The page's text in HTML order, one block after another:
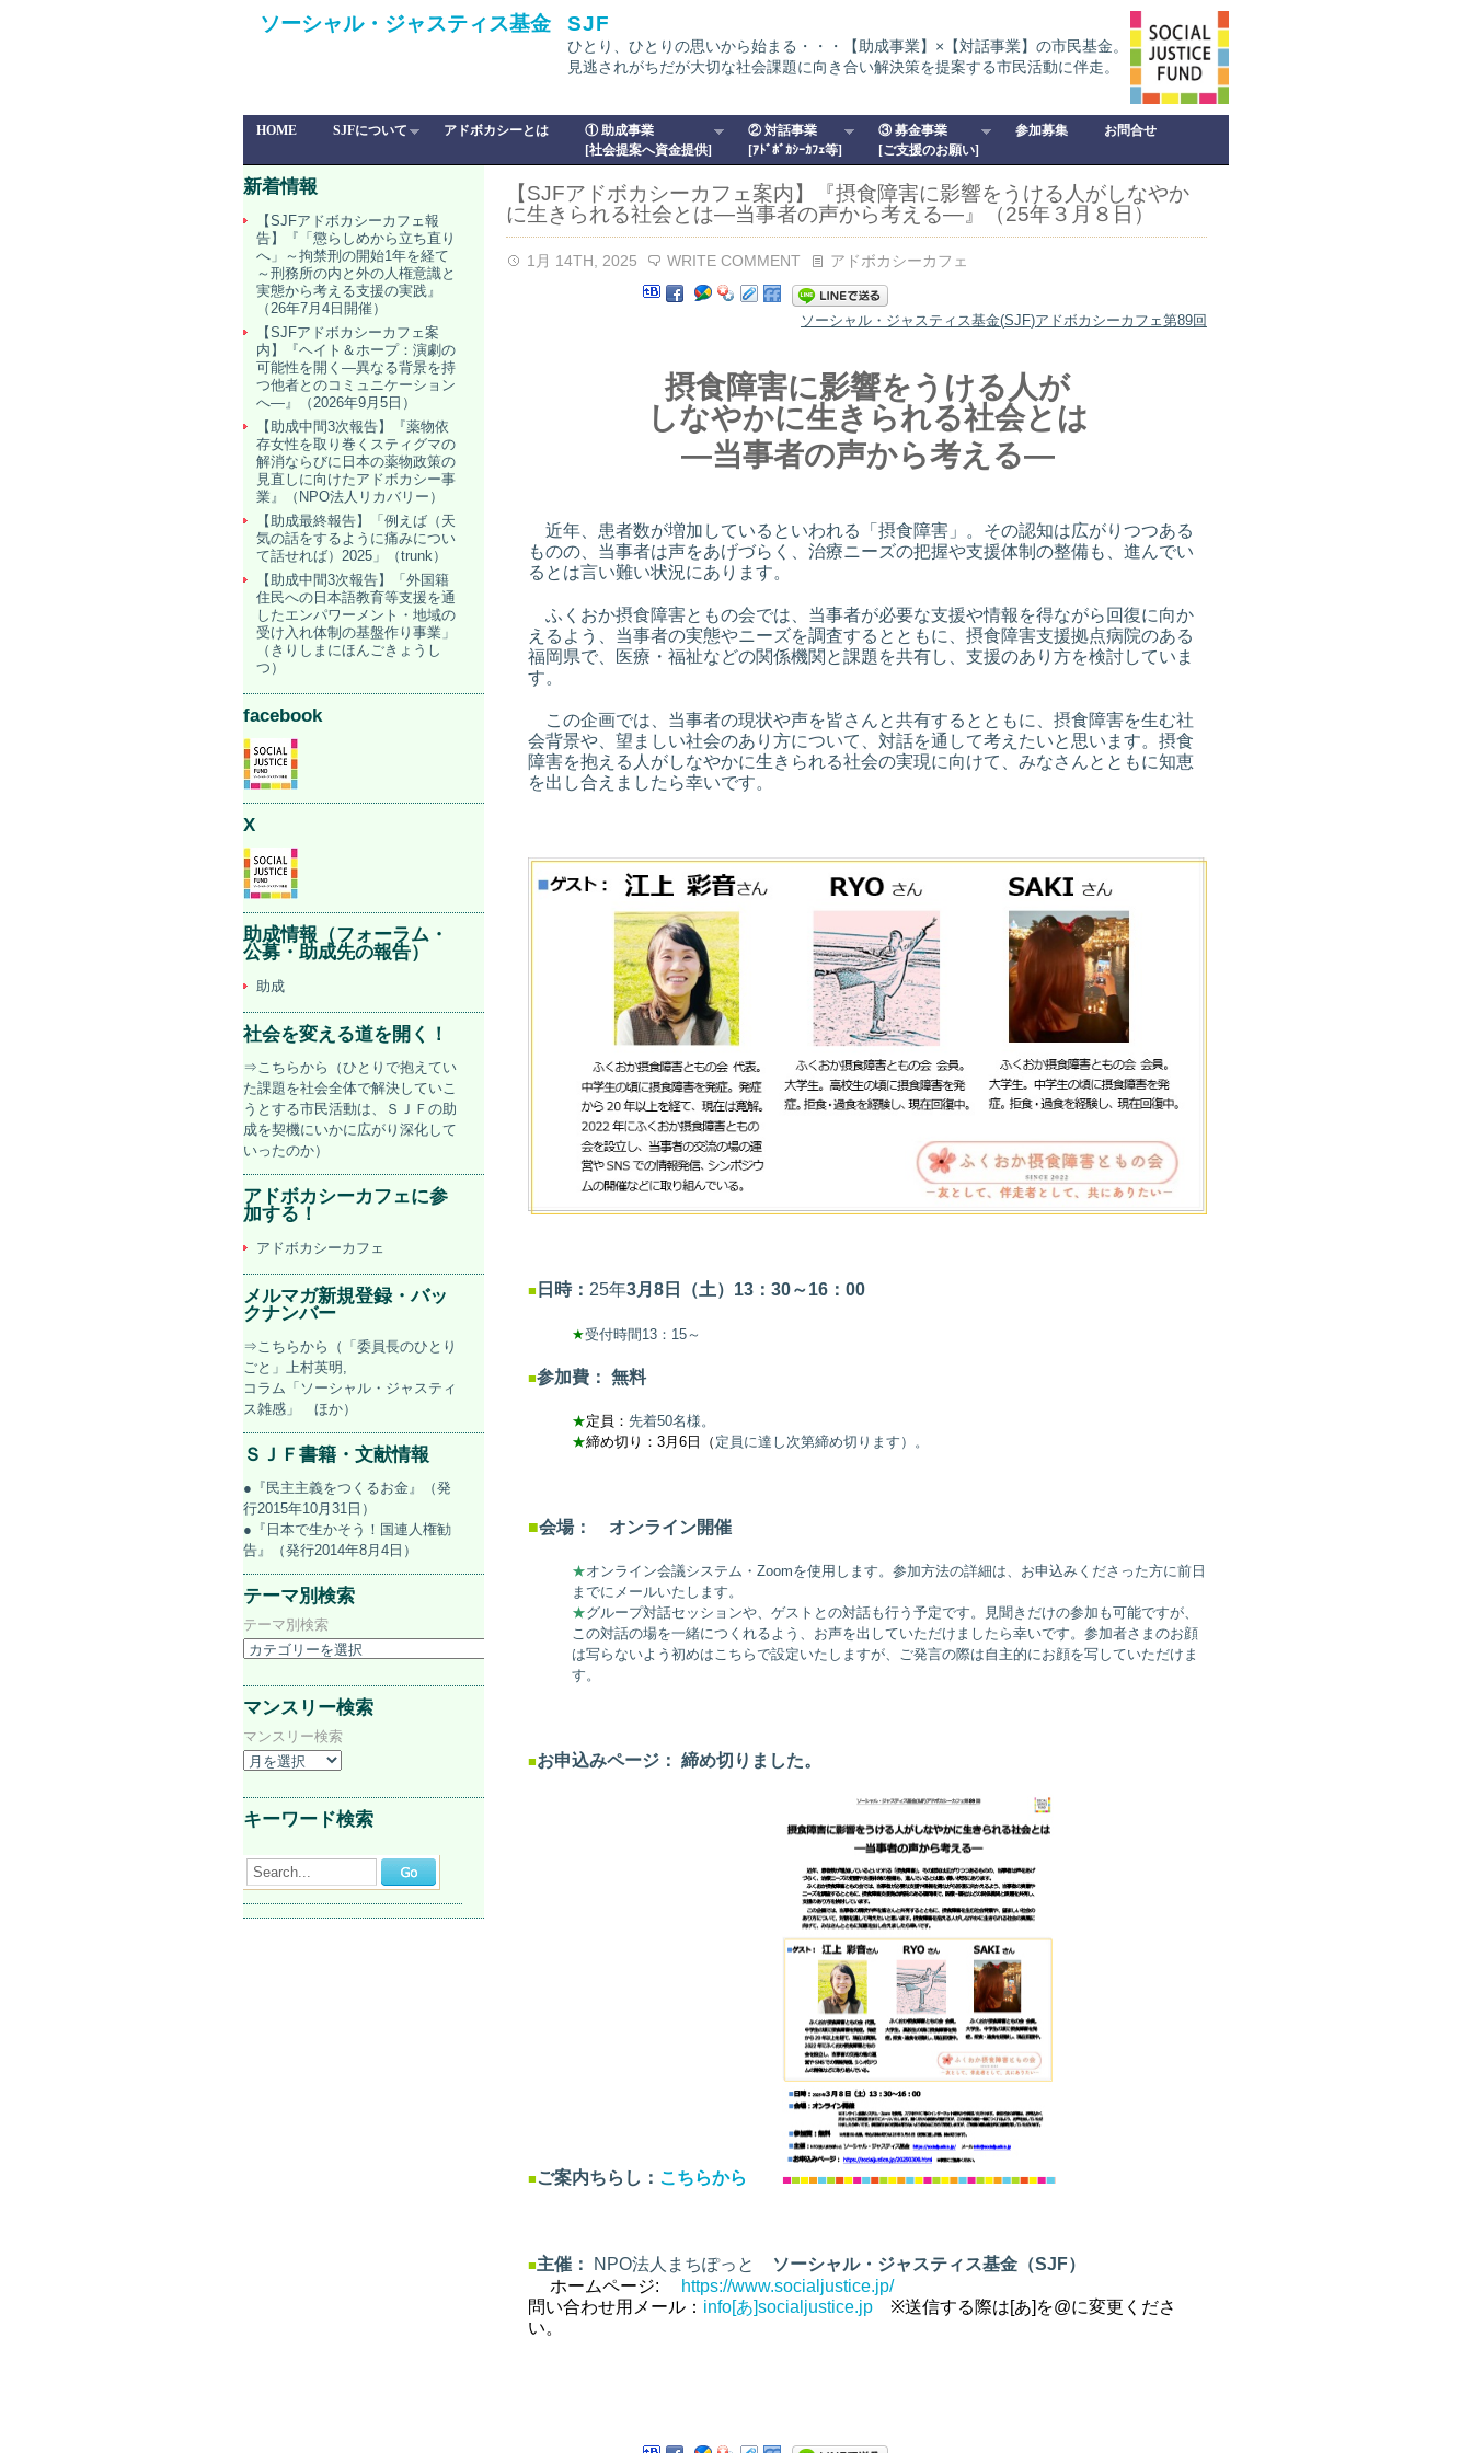
ソーシャル・ジャスティス基金 SJF
ひとり、ひとりの思いから始まる・・・【助成事業】×【対話事業】の市民基金。
見逃されがちだが大切な社会課題に向き合い解決策を提案する市民活動に伴走。
HOME SJFについて アドボカシーとは
① 助成事業
[社会提案へ資金提供]
② 対話事業
[ｱﾄﾞﾎﾞｶｼｰｶﾌｪ等]
③ 募金事業
[ご支援のお願い]
参加募集 お問合せ
【SJFアドボカシーカフェ案内】『摂食障害に影響をうける人がしなやか
に生きられる社会とは―当事者の声から考える―』（25年３月８日）
1月 14TH, 2025 WRITE COMMENT アドボカシーカフェ
ソーシャル・ジャスティス基金(SJF)アドボカシーカフェ第89回
摂食障害に影響をうける人が
しなやかに生きられる社会とは
―当事者の声から考える―
近年、患者数が増加しているといわれる「摂食障害」。その認知は広がりつつある
ものの、当事者は声をあげづらく、治療ニーズの把握や支援体制の整備も、進んでい
るとは言い難い状況にあります。
ふくおか摂食障害ともの会では、当事者が必要な支援や情報を得ながら回復に向か
えるよう、当事者の実態やニーズを調査するとともに、摂食障害支援拠点病院のある
福岡県で、医療・福祉などの関係機関と課題を共有し、支援のあり方を検討していま
す。
この企画では、当事者の現状や声を皆さんと共有するとともに、摂食障害を生む社
会背景や、望ましい社会のあり方について、対話を通して考えたいと思います。摂食
障害を抱える人がしなやかに生きられる社会の実現に向けて、みなさんとともに知恵
を出し合えましたら幸いです。
■ 日時： 25年3月8日（土）13：30～16：00
★受付時間13：15～
■参加費 ： 無料
★定員： 先着50名様。
★締め切り ：3月6日（ 定員に達し次第締め切ります）。
■会場： オンライン開催
★オンライン会議システム・Zoomを使用します。参加方法の詳細は、お申込みくださった方に前日
までにメールいたします。
★グループ対話セッションや、ゲストとの対話も行う予定です。見聞きだけの参加も可能ですが、
この対話の場を一緒につくれるよう、お声を出していただけましたら幸いです。参加者さまのお顔
は写らないよう初めはこちらで設定いたしますが、ご発言の際は自主的にお顔を写していただけま
す。
■お申込みページ： 締め切りました。
■ ご案内ちらし： こちらから
■主催： NPO法人まちぽっと ソーシャル・ジャスティス基金（SJF）
ホームページ:
https://www.socialjustice.jp/
問い合わせ用メール： info[あ]socialjustice.jp ※送信する際は[あ]を@に変更くださ
い。
新着情報
【SJFアドボカシーカフェ報
告】『「懲らしめから立ち直り
へ」～拘禁刑の開始1年を経て
～刑務所の内と外の人権意識と
実態から考える支援の実践』
（26年7月4日開催）
【SJFアドボカシーカフェ案
内】『ヘイト＆ホープ：演劇の
可能性を開く―異なる背景を持
つ他者とのコミュニケーション
へ―』（2026年9月5日）
【助成中間3次報告】『薬物依
存女性を取り巻くスティグマの
解消ならびに日本の薬物政策の
見直しに向けたアドボカシー事
業』（NPO法人リカバリー）
【助成最終報告】「例えば（天
気の話をするように痛みについ
て話せれば）2025」（trunk）
【助成中間3次報告】「外国籍
住民への日本語教育等支援を通
したエンパワーメント・地域の
受け入れ体制の基盤作り事業」
（きりしまにほんごきょうし
つ）
facebook
X
助成情報（フォーラム・
公募・助成先の報告）
助成
社会を変える道を開く！
⇒こちらから（ひとりで抱えてい
た課題を社会全体で解決していこ
うとする市民活動は、ＳＪＦの助
成を契機にいかに広がり深化して
いったのか）
アドボカシーカフェに参
加する！
アドボカシーカフェ
メルマガ新規登録・バッ
クナンバー
⇒こちらから（「委員長のひとり
ごと」上村英明,
コラム「ソーシャル・ジャスティ
ス雑感」 ほか）
ＳＪＦ書籍・文献情報
●『民主主義をつくるお金』（発
行2015年10月31日）
●『日本で生かそう！国連人権勧
告』（発行2014年8月4日）
テーマ別検索
テーマ別検索
マンスリー検索
マンスリー検索
キーワード検索
Search...